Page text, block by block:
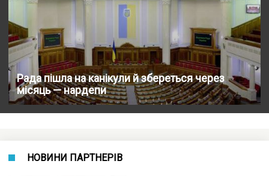
Рада пішла на канікули й збереться через
місяць — нардепи
НОВИНИ ПАРТНЕРІВ